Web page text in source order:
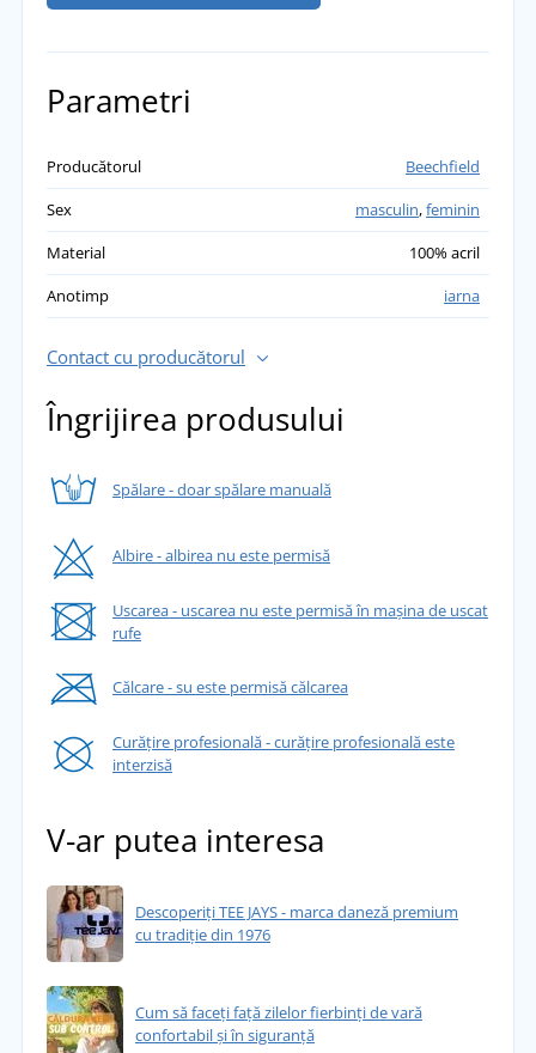
Parametri
Producătorul
Beechfield
Sex
masculin,feminin
Material
100% acril
Anotimp
iarna
Contact cu producătorul
Îngrijirea produsului
Spălare - doar spălare manuală
Albire - albirea nu este permisă
Uscarea - uscarea nu este permisă în mașina de uscat
rufe
Călcare - su este permisă călcarea
Curățire profesională - curățire profesională este
interzisă
V-ar putea interesa
Descoperiți TEE JAYS - marca daneză premium
cu tradiție din 1976
Cum să faceți față zilelor fierbinți de vară
confortabil și în siguranță